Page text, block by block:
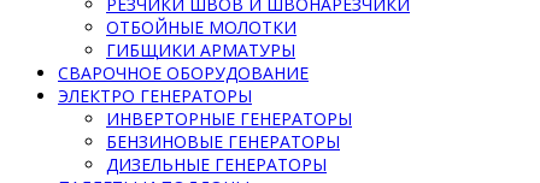
РЕЗЧИКИ ШВОВ И ШВОНАРЕЗЧИКИ
ОТБОЙНЫЕ МОЛОТКИ
ГИБЩИКИ АРМАТУРЫ
СВАРОЧНОЕ ОБОРУДОВАНИЕ
ЭЛЕКТРО ГЕНЕРАТОРЫ
ИНВЕРТОРНЫЕ ГЕНЕРАТОРЫ
БЕНЗИНОВЫЕ ГЕНЕРАТОРЫ
ДИЗЕЛЬНЫЕ ГЕНЕРАТОРЫ